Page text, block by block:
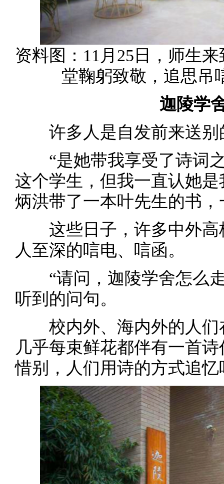
资料图：11月25日，师生
堂鞠躬致敬，追思吊
迦陵学
许多人是自发前来送别
“是她带我享受了诗词之
这个学生，但我一直认她
炳洪带了一本叶先生的书
这些日子，许多中外高
人至深的唁电、唁函。
“请问，迦陵学舍怎么走
听到的问句。
校内外、海内外的人们
几乎每束鲜花都伴有一首
惜别，人们用诗的方式追忆